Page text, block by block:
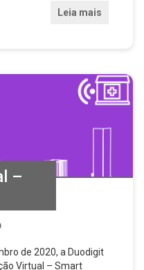
Leia mais
–
.
de 2020, a Duodigit
Virtual – Smart